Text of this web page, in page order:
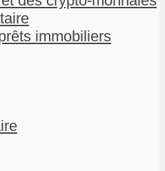
immobiliers